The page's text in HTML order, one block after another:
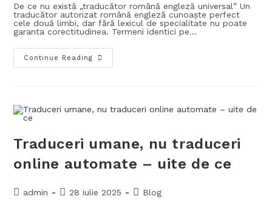
De ce nu există „traducător română engleză universal” Un
traducător autorizat română engleză cunoaște perfect
cele două limbi, dar fără lexicul de specialitate nu poate
garanta corectitudinea. Termeni identici pe…
Continue Reading
Traduceri umane, nu traduceri
online automate – uite de ce
admin 28 iulie 2025 Blog